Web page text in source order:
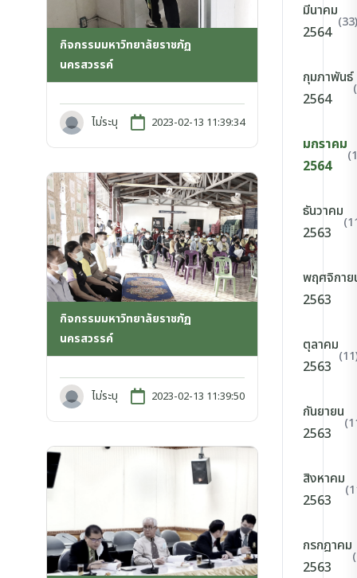
กิจกรรมมหาวิทยาลัยราชภัฏ
นครสวรรค์
ไม่ระบุ 2023-02-13 11:39:34
กิจกรรมมหาวิทยาลัยราชภัฏ
นครสวรรค์
ไม่ระบุ 2023-02-13 11:39:50
มีนาคม
2564
(33)
กุมภาพันธ์
2564
มกราคม
2564
ธันวาคม
2563
พฤศจิกาย
2563
ตุลาคม
2563
กันยายน
2563
สิงหาคม
2563
กรกฎาคม
2563